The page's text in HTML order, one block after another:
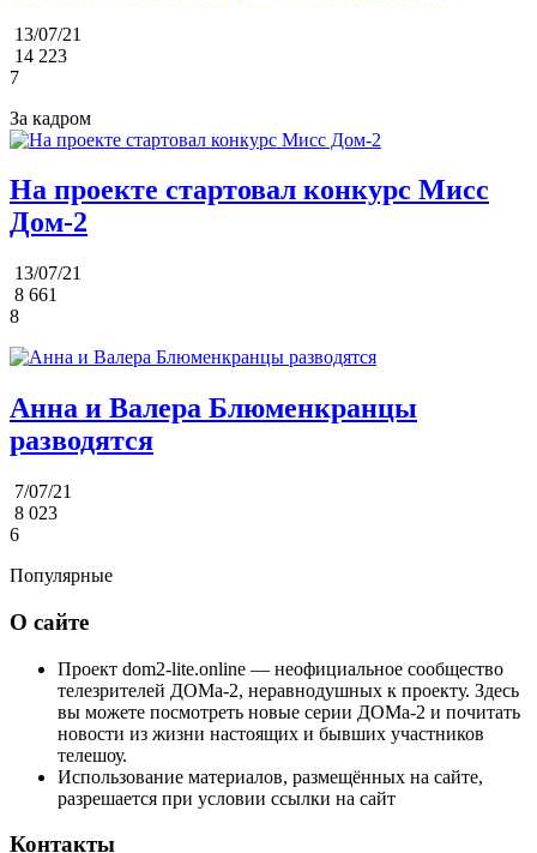
13/07/21
14 223
7
За кадром
На проекте стартовал конкурс Мисс
Дом-2
13/07/21
8 661
8
Анна и Валера Блюменкранцы
разводятся
7/07/21
8 023
6
Популярные
О сайте
Проект dom2-lite.online — неофициальное сообщество
телезрителей ДОМа-2, неравнодушных к проекту. Здесь
вы можете посмотреть новые серии ДОМа-2 и почитать
новости из жизни настоящих и бывших участников
телешоу.
Использование материалов, размещённых на сайте,
разрешается при условии ссылки на сайт
Контакты